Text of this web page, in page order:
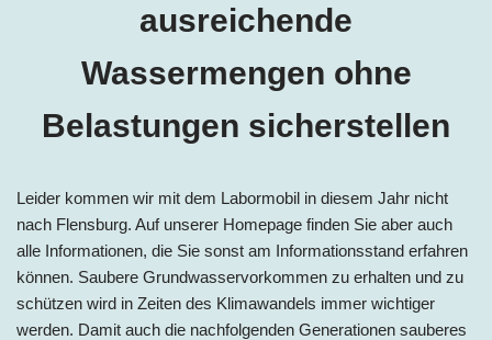
ausreichende
Wassermengen ohne
Belastungen sicherstellen
Leider kommen wir mit dem Labormobil in diesem Jahr nicht
nach Flensburg. Auf unserer Homepage finden Sie aber auch
alle Informationen, die Sie sonst am Informationsstand erfahren
können. Saubere Grundwasservorkommen zu erhalten und zu
schützen wird in Zeiten des Klimawandels immer wichtiger
werden. Damit auch die nachfolgenden Generationen sauberes